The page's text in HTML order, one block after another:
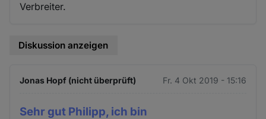
Verbreiter.
Diskussion anzeigen
Jonas Hopf (nicht überprüft) Fr. 4 Okt 2019 - 15:16
Sehr gut Philipp, ich bin